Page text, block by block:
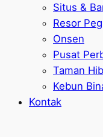
Situs &
Resor
Onsen
Pusat
Taman
Kebun
Kontak